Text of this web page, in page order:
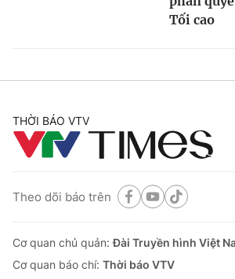
Tối cao
THỜI BÁO VTV
Theo dõi báo trên
Cơ quan chủ quản:Đài Truyền hình Việt
Cơ quan báo chí: Thời báo VTV